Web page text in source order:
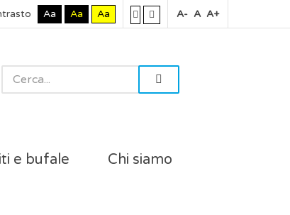
Aa Aa Aa A- A A+
e bufale Chi siamo